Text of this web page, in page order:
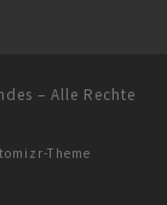
– Alle Rechte
Theme